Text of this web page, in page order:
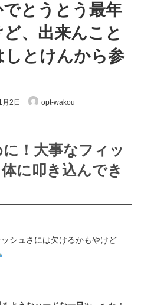
とうとう最年
、出来んこと
とけんから参
2日 opt-wakou
！大事なフィッ
に叩き込んでき
シュさには欠けるかもやけど